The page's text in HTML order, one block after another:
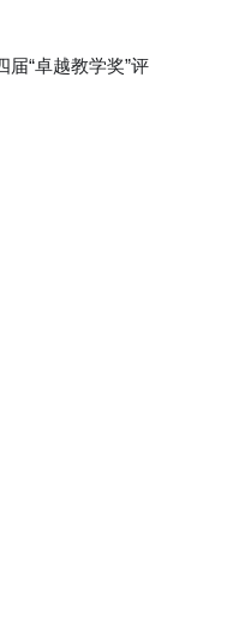
届“卓越教学奖”评